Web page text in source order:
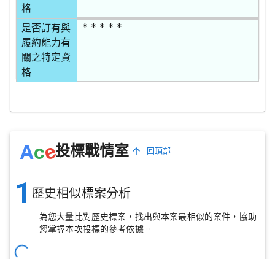
格
是否訂有與
履約能力有
關之特定資
格
* * * * *
Ace投標戰情室 回頂部
1 歷史相似標案分析
為您大量比對歷史標案，找出與本案最相似的案件，協助
您掌握本次投標的參考依據。